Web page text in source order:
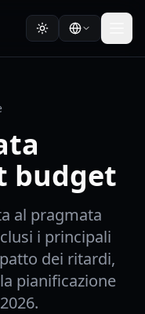
budget
al pragmata
i principali
dei ritardi,
pianificazione